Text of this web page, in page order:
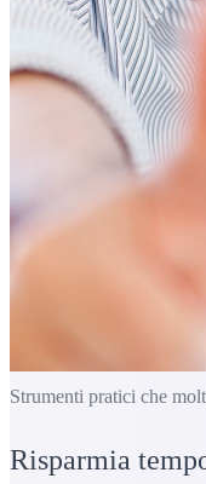
Strumenti pratici che
Risparmia